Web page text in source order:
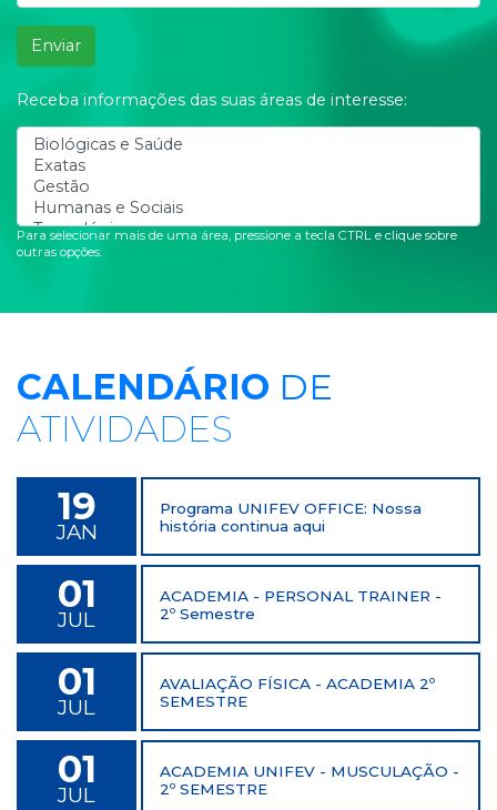
Enviar
Receba informações das suas áreas de interesse:
Para selecionar mais de uma área, pressione a tecla CTRL e clique sobre
outras opções.
CALENDÁRIO DE
ATIVIDADES
19
JAN
Programa UNIFEV OFFICE: Nossa
história continua aqui
01
JUL
ACADEMIA - PERSONAL TRAINER -
2º Semestre
01
JUL
AVALIAÇÃO FÍSICA - ACADEMIA 2º
SEMESTRE
01
JUL
ACADEMIA UNIFEV - MUSCULAÇÃO -
2º SEMESTRE